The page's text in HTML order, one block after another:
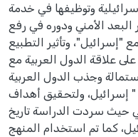
وتوظيفها في خدمة
الأمني ودوره في رفع
"إسرائيل"، وتأثير التطبيع
على علاقة الدول العربية مع
وجذب الدول العربية
" إسرائيل، ولتحقيق أهداف
حيث سردت الدراسة تاريخ
كما تم استخدام المنهج